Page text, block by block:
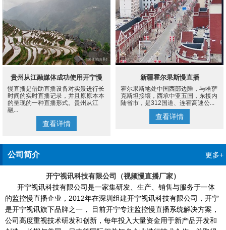
贵州从江融媒体成功使用开宁慢
直播设备案例
慢直播是借助直播设备对实景进行长
时间的实时直播记录，并且原原本本
的呈现的一种直播形式。贵州从江
融...
查看详情
新疆霍尔果斯慢直播
霍尔果斯地处中国西部边陲，与哈萨
克斯坦接壤，西承中亚五国，东接内
陆省市，是312国道、连霍高速公...
查看详情
公司简介 更多+
开宁视讯科技有限公司（视频慢直播厂家）
开宁视讯科技有限公司是一家集研发、生产、销售与服务于一体
的监控慢直播企业，2012年在深圳组建开宁视讯科技有限公司，开宁
是开宁视讯旗下品牌之一， 目前开宁专注监控慢直播系统解决方案，
公司高度重视技术研发和创新，每年投入大量资金用于新产品开发和